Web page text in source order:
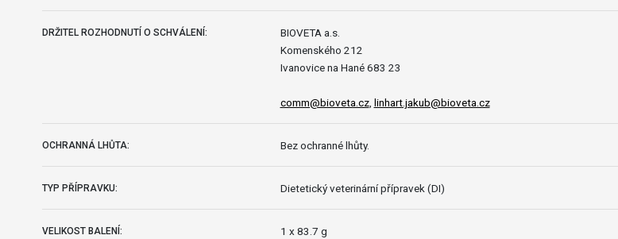
DRŽITEL ROZHODNUTÍ O SCHVÁLENÍ:
BIOVETA a.s.
Komenského 212
Ivanovice na Hané 683 23
comm@bioveta.cz, linhart.jakub@bioveta.cz
OCHRANNÁ LHŮTA: Bez ochranné lhůty.
TYP PŘÍPRAVKU: Dietetický veterinární přípravek (DI)
VELIKOST BALENÍ: 1 x 83.7 g